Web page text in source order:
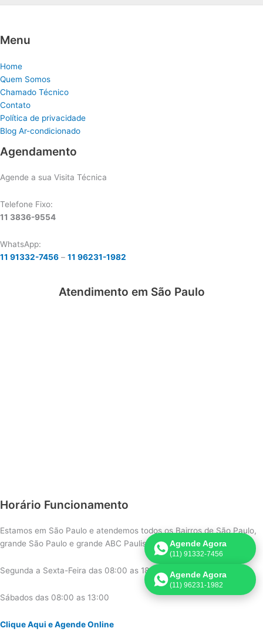
Menu
Home
Quem Somos
Chamado Técnico
Contato
Política de privacidade
Blog Ar-condicionado
Agendamento
Agende a sua Visita Técnica
Telefone Fixo:
11 3836-9554
WhatsApp:
11 91332-7456 – 11 96231-1982
Atendimento em São Paulo
Horário Funcionamento
Estamos em São Paulo e atendemos todos os Bairros de São Paulo,
grande São Paulo e grande ABC Paulista.
Segunda a Sexta-Feira das 08:00 as 18:00
Sábados das 08:00 as 13:00
Clique Aqui e Agende Online
Agende Agora
(11) 91332-7456
Agende Agora
(11) 96231-1982